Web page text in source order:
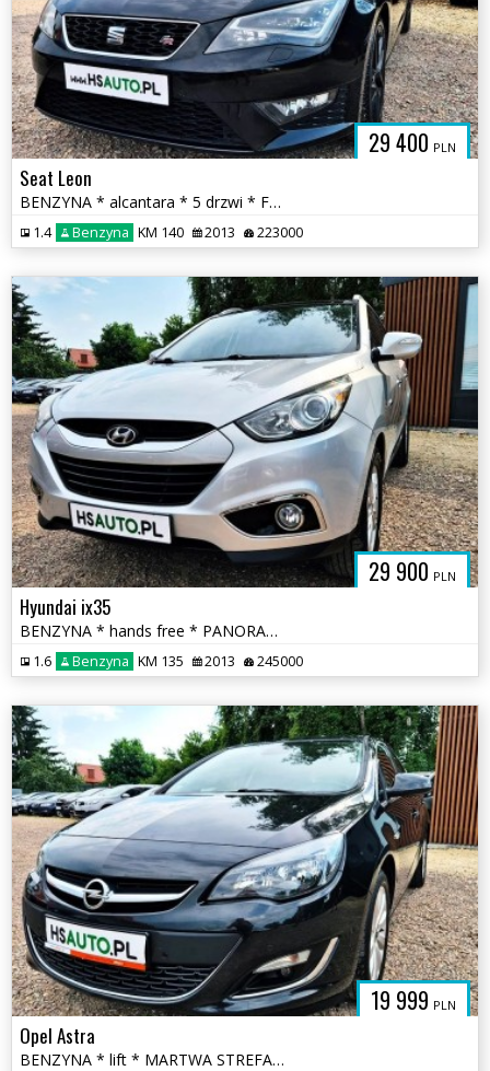
29 400 PLN
Seat Leon
BENZYNA * alcantara * 5 drzwi * FR * nawigacja * SUPER * OKAZJA
1.4 Benzyna KM 140 2013 223000
29 900 PLN
Hyundai ix35
BENZYNA * hands free * PANORAMA * super * OKAZJA * polecamy
1.6 Benzyna KM 135 2013 245000
19 999 PLN
Opel Astra
BENZYNA * lift * MARTWA STREFA * KAMERA * nawigacja * super * okazja